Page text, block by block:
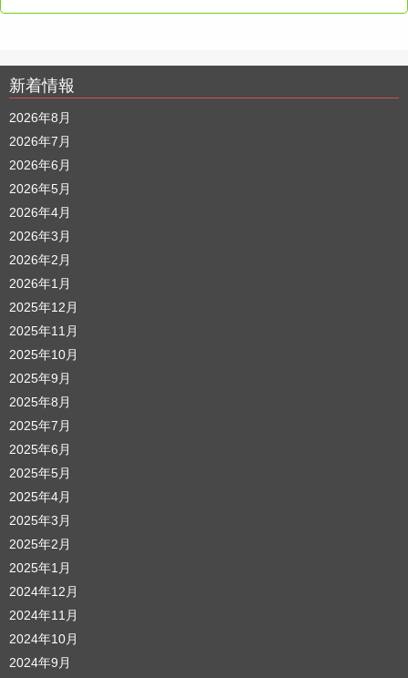
新着情報
2026年8月
2026年7月
2026年6月
2026年5月
2026年4月
2026年3月
2026年2月
2026年1月
2025年12月
2025年11月
2025年10月
2025年9月
2025年8月
2025年7月
2025年6月
2025年5月
2025年4月
2025年3月
2025年2月
2025年1月
2024年12月
2024年11月
2024年10月
2024年9月